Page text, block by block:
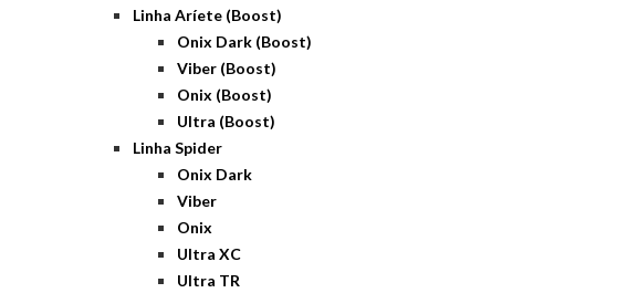
Linha Aríete (Boost)
Onix Dark (Boost)
Viber (Boost)
Onix (Boost)
Ultra (Boost)
Linha Spider
Onix Dark
Viber
Onix
Ultra XC
Ultra TR